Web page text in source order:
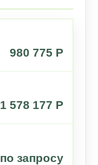
980 775 P
1 578 177 P
по запросу